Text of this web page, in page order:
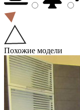
Похожие модели